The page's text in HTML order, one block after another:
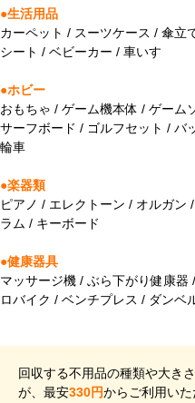
●生活用品
カーペット / スーツケース / 傘立
シート / ベビーカー / 車いす
●ホビー
おもちゃ / ゲーム機本体 / ゲーム
サーフボード / ゴルフセット / バ
輪車
●楽器類
ピアノ / エレクトーン / オルガン
ラム / キーボード
●健康器具
マッサージ機 / ぶら下がり健康
ロバイク / ベンチプレス / ダンベ
回収する不用品の種類や大き
が、最安330円からご利用いた